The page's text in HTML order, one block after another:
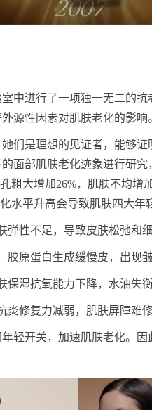
中进行了一项独一无二的
源性因素对肌肤老化的影响
们是理想的见证者，能够
面部肌肤老化迹象进行研
粗大增加26%，肌肤不均增
水平升高会导致肌肤四大年
弹性不足，导致皮肤松弛和细
胶原蛋白生成缓慢皮，出现皱
保湿抗氧能力下降，水油失
炎修复力减弱，肌肤屏障难
轻开关，加速肌肤老化。